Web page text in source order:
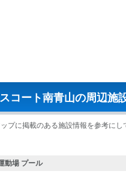
コート南青山の周辺施
プに掲載のある施設情報を参考にし
動場 プール